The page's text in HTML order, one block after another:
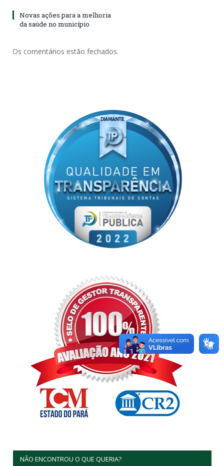
Novas ações para a melhoria
da saúde no município
Os comentários estão fechados.
NÃO ENCONTROU O QUE QUERIA?